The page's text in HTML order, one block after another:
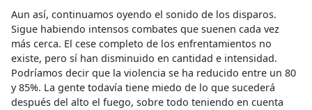
Aun así, continuamos oyendo el sonido de los disparos.
Sigue habiendo intensos combates que suenen cada vez
más cerca. El cese completo de los enfrentamientos no
existe, pero sí han disminuido en cantidad e intensidad.
Podríamos decir que la violencia se ha reducido entre un 80
y 85%. La gente todavía tiene miedo de lo que sucederá
después del alto el fuego, sobre todo teniendo en cuenta